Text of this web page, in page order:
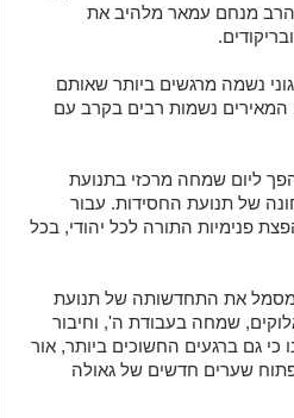
מנחם עמאר מלהיב את
נשמה מרגשים ביותר שאותם
נשמות רבים בקרב עם
ליום שמחה מרכזי בתנועת
של תנועת החסידות. עבור
פנימיות התורה לכל יהודי, בכל
שמסמל את התחדשותה של תנועת
שמחה בעבודת ה', וחיבור
כי גם ברגעים החשוכים ביותר, אור
שערים חדשים של גאולה